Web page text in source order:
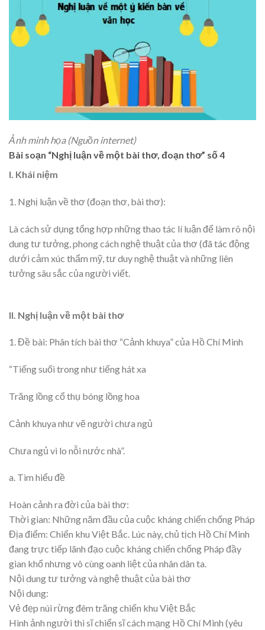
Ảnh minh họa (Nguồn internet)
Bài soạn “Nghị luận về một bài thơ, đoạn thơ” số 4
I. Khái niệm
1. Nghị luận về thơ (đoạn thơ, bài thơ):
Là cách sử dụng tổng hợp những thao tác lí luận để làm rõ nội
dung tư tưởng, phong cách nghệ thuật của thơ (đã tác động
dưới cảm xúc thẩm mỹ, tư duy nghệ thuật và những liên
tưởng sâu sắc của người viết.
II. Nghị luận về một bài thơ
1. Đề bài: Phân tích bài thơ “Cảnh khuya” của Hồ Chí Minh
“Tiếng suối trong như tiếng hát xa
Trăng lồng cổ thụ bóng lồng hoa
Cảnh khuya như vẽ người chưa ngủ
Chưa ngủ vì lo nỗi nước nhà”.
a. Tìm hiểu đề
Hoàn cảnh ra đời của bài thơ:
Thời gian: Những năm đầu của cuộc kháng chiến chống Pháp
Địa điểm: Chiến khu Việt Bắc. Lúc này, chủ tịch Hồ Chí Minh
đang trực tiếp lãnh đạo cuộc kháng chiến chống Pháp đầy
gian khổ nhưng vô cùng oanh liệt của nhân dân ta.
Nội dung tư tưởng và nghệ thuật của bài thơ
Nội dung:
Vẻ đẹp núi rừng đêm trăng chiến khu Việt Bắc
Hình ảnh người thi sĩ chiến sĩ cách mạng Hồ Chí Minh (yêu